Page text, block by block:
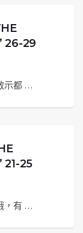
26-29
示都 …
21-25
，有 …